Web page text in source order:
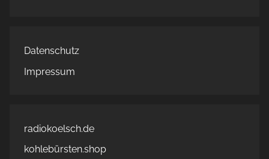
Datenschutz
Impressum
radiokoelsch.de
kohlebürsten.shop